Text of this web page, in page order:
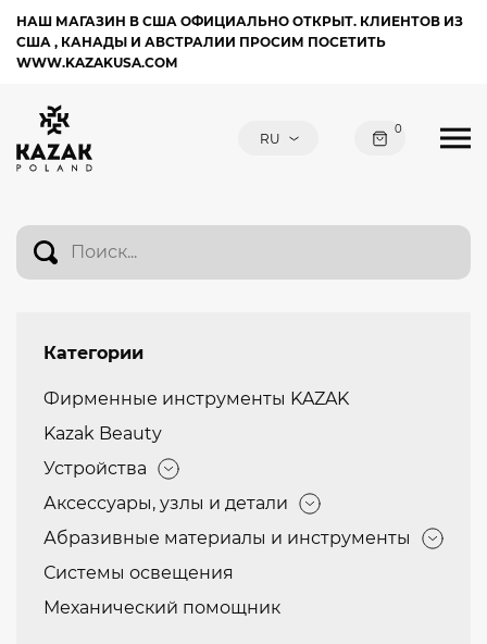
НАШ МАГАЗИН В США ОФИЦИАЛЬНО ОТКРЫТ. КЛИЕНТОВ ИЗ
США , КАНАДЫ И АВСТРАЛИИ ПРОСИМ ПОСЕТИТЬ
WWW.KAZAKUSA.COM
0
Категории
Фирменные инструменты KAZAK
Kazak Beauty
Устройства
Аксессуары, узлы и детали
Абразивные материалы и инструменты
Системы освещения
Механический помощник